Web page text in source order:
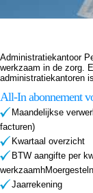
Administratiekantoor
werkzaam in de zorg.
administratiekantoren
All-In abonnement
Maandelijkse
facturen)
Kwartaal overzicht
BTW aangifte per
Jaarrekening